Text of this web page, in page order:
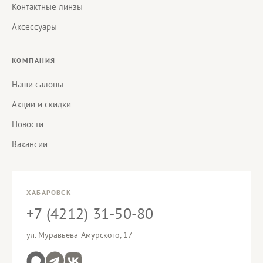
Контактные линзы
Аксессуары
КОМПАНИЯ
Наши салоны
Акции и скидки
Новости
Вакансии
ХАБАРОВСК
+7 (4212) 31-50-80
ул. Муравьева-Амурского, 17